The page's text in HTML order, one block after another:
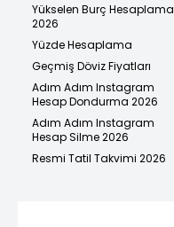
Yükselen Burç Hesaplama
2026
Yüzde Hesaplama
Geçmiş Döviz Fiyatları
Adım Adım Instagram
Hesap Dondurma 2026
Adım Adım Instagram
Hesap Silme 2026
Resmi Tatil Takvimi 2026